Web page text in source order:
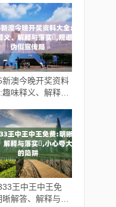
新澳今晚开奖资料
味释义、解释与
王中王中王免
解答、解释与落